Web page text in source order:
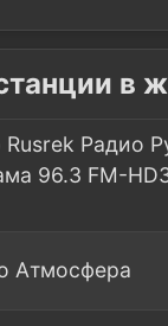
в
Rusrek Радио
96.3 FM-
Атмосфера